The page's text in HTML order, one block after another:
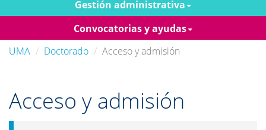
Gestión administrativa
Convocatorias y ayudas
UMA
Doctorado Acceso y admisión
Acceso y admisión